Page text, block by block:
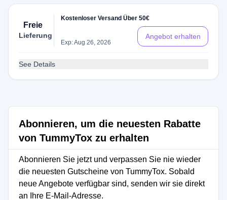
Freie
Lieferung
Kostenloser Versand Über 50€
Exp: Aug 26, 2026
Angebot erhalten
See Details
Abonnieren, um die neuesten Rabatte
von TummyTox zu erhalten
Abonnieren Sie jetzt und verpassen Sie nie wieder
die neuesten Gutscheine von TummyTox. Sobald
neue Angebote verfügbar sind, senden wir sie direkt
an Ihre E-Mail-Adresse.